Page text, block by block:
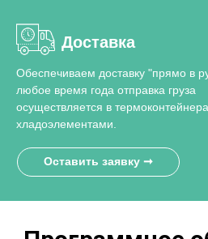
Характеристики:
SARS-CoV-2 (ген
Обеспечиваем доставку "прямо в
любое время года отправка груза
осуществляется в
хладоэлементами.
Оставить заявку ➞
Доставка